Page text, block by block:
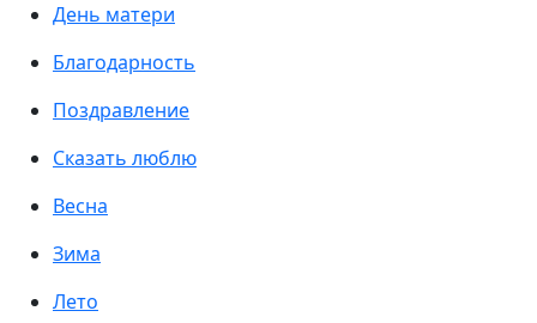
День матери
Благодарность
Поздравление
Сказать люблю
Весна
Зима
Лето